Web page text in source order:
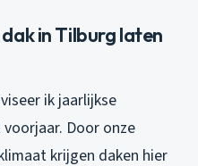
in Tilburg laten
ik jaarlijkse
Door onze
krijgen daken hier